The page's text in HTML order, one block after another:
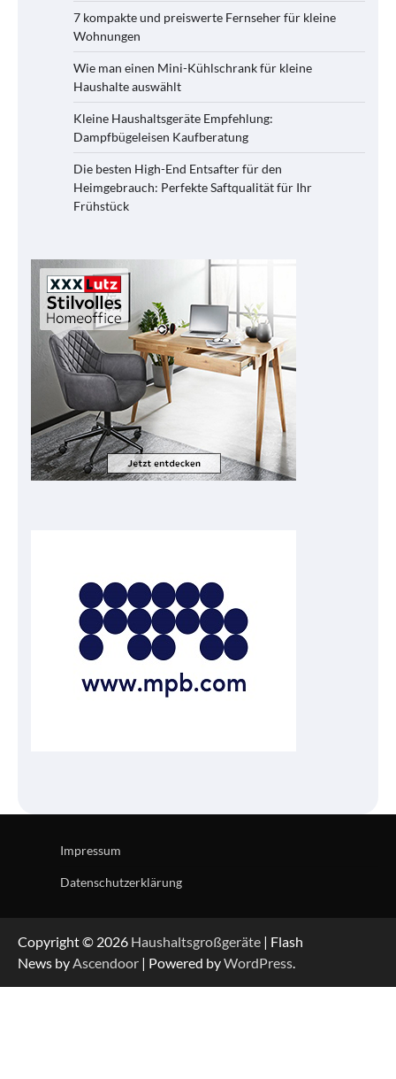
7 kompakte und preiswerte Fernseher für kleine
Wohnungen
Wie man einen Mini-Kühlschrank für kleine
Haushalte auswählt
Kleine Haushaltsgeräte Empfehlung:
Dampfbügeleisen Kaufberatung
Die besten High-End Entsafter für den
Heimgebrauch: Perfekte Saftqualität für Ihr
Frühstück
Impressum
Datenschutzerklärung
Copyright © 2026 Haushaltsgroßgeräte | Flash
News byAscendoor | Powered byWordPress.